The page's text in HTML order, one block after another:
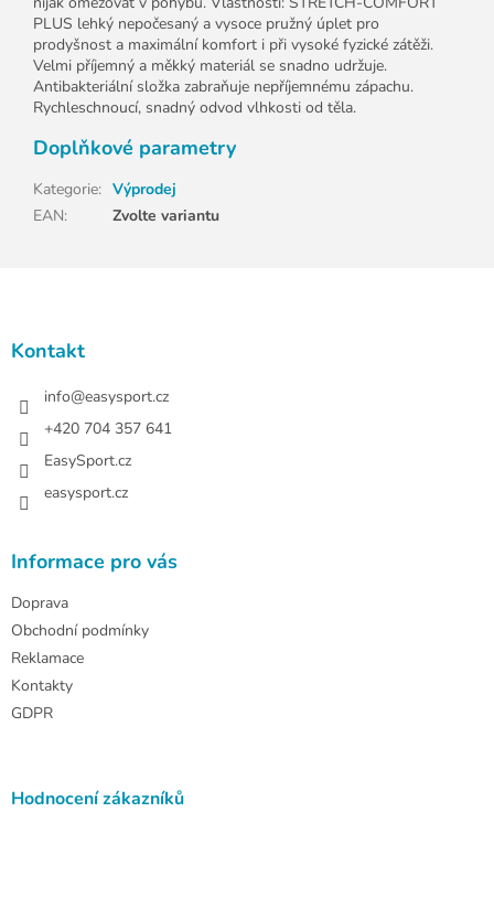
PLUS lehký nepočesaný a vysoce pružný úplet pro
prodyšnost a maximální komfort i při vysoké fyzické zátěži.
Velmi příjemný a měkký materiál se snadno udržuje.
Antibakteriální složka zabraňuje nepříjemnému zápachu.
Rychleschnoucí, snadný odvod vlhkosti od těla.
Doplňkové parametry
Kategorie: Výprodej
EAN: Zvolte variantu
Kontakt
info@easysport.cz
+420 704 357 641
EasySport.cz
easysport.cz
Informace pro vás
Doprava
Obchodní podmínky
Reklamace
Kontakty
GDPR
Hodnocení zákazníků